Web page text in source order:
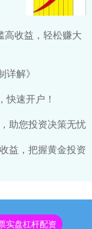
高收益，轻松赚大
解》
速开户！
助您投资决策无忧
益，把握黄金投资
实盘杠杆配资